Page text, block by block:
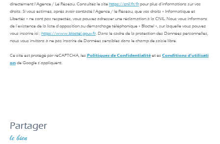
directement l’Agence / Le Réseau. Consultez le site https://cnil.fr/fr pour plus d’informations sur vos
droits. Si vous estimez, après avoir contacté l'Agence / le Réseau, que vos droits « Informatique et
Libertés » ne sont pas respectés, vous pouvez adresser une réclamation à la CNIL. Nous vous informons
de l’existence de la liste d'opposition au démarchage téléphonique « Bloctel », sur laquelle vous pouvez
vous inscrire ici : https://www.bloctel.gouv.fr. Dans le cadre de la protection des Données personnelles,
nous vous invitons à ne pas inscrire de Données sensibles dans le champ de saisie libre.
Ce site est protégé par reCAPTCHA, les Politiques de Confidentialité et es Conditions d'utilisati
on de Google s'appliquent.
partager
le bien